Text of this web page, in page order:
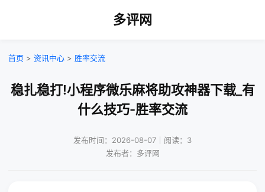
多评网
首页 > 资讯中心 > 胜率交流
稳扎稳打!小程序微乐麻将助攻神器下载_有
什么技巧-胜率交流
发布时间：2026-08-07｜阅读：3
发布者：多评网